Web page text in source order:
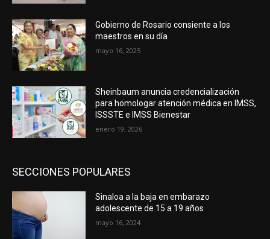
Gobierno de Rosario consiente a los
maestros en su día
mayo 16, 2025
Sheinbaum anuncia credencialización
para homologar atención médica en IMSS,
ISSSTE e IMSS Bienestar
enero 19, 2026
SECCIONES POPULARES
Sinaloa a la baja en embarazo
adolescente de 15 a 19 años
mayo 16, 2024